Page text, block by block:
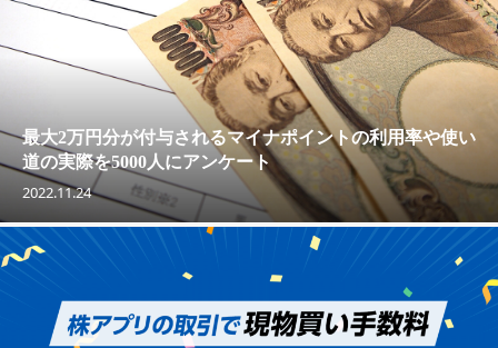
最大2万円分が付与されるマイナポイントの利用率や使い
道の実際を5000人にアンケート
2022.11.24